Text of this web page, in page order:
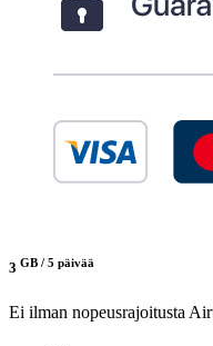
3 GB / 5 päivää
Ei ilman nopeusrajoitusta